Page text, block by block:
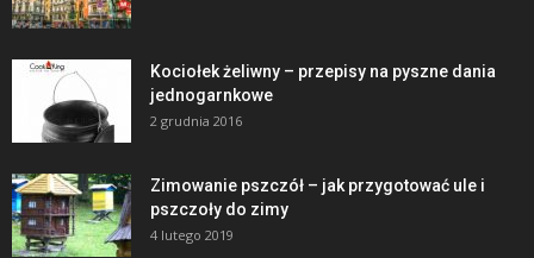
Kociołek żeliwny – przepisy na pyszne dania
jednogarnkowe
2 grudnia 2016
Zimowanie pszczół – jak przygotować ule i
pszczoły do zimy
4 lutego 2019